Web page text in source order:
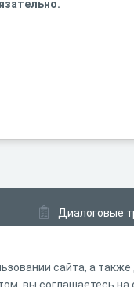
Диалоговые
Система
сайта, а также